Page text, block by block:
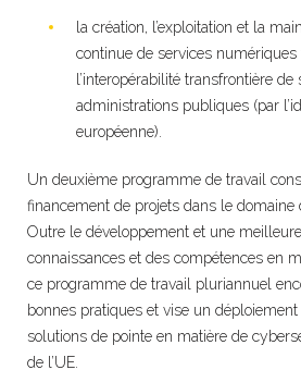
la création, l’exploitation et la
continue de services numériques
l’interopérabilité transfrontière
administrations publiques (par
européenne).
Un deuxième programme de travail
financement de projets dans le domaine
Outre le développement et une
connaissances et des compétences en
ce programme de travail pluriannuel
bonnes pratiques et vise un
solutions de pointe en matière de
de l’UE.